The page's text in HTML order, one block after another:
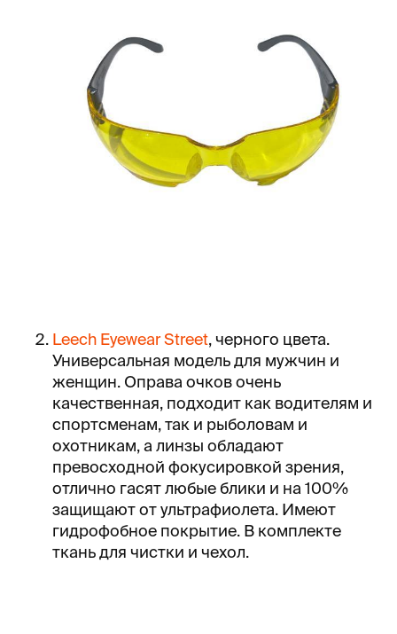
Leech Eyewear Street, черного цвета.
Универсальная модель для мужчин и
женщин. Оправа очков очень
качественная, подходит как водителям и
спортсменам, так и рыболовам и
охотникам, а линзы обладают
превосходной фокусировкой зрения,
отлично гасят любые блики и на 100%
защищают от ультрафиолета. Имеют
гидрофобное покрытие. В комплекте
ткань для чистки и чехол.